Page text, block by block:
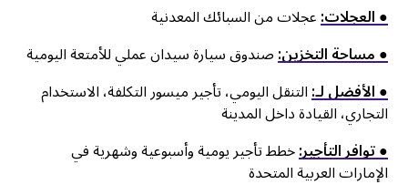
● العجلات:عجلات من السبائك المعدنية
● مساحة التخزين:صندوق سيارة سيدان عملي للأمتعة اليومية
● الأفضل لـ:التنقل اليومي، تأجير ميسور التكلفة، الاستخدام
التجاري، القيادة داخل المدينة
● توافر التأجير:خطط تأجير يومية وأسبوعية وشهرية في
الإمارات العربية المتحدة